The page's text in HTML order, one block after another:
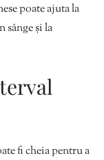
poate ajuta la
sânge și la
fi cheia pentru a